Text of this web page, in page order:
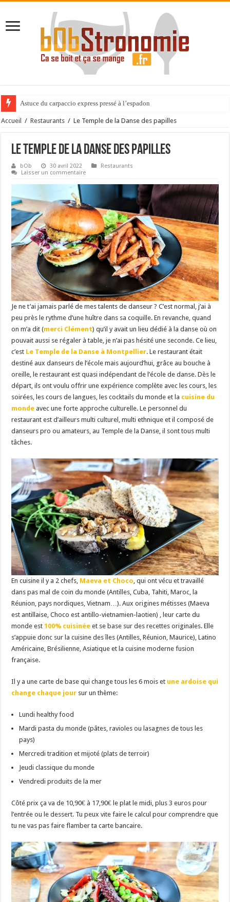
Expérience gastronomique au Cèdre de Montcaud
Accueil / Restaurants / Le Temple de la Danse des papilles
Le Temple de la Danse des papilles
bOb 30 avril 2022
Restaurants
Laisser un commentaire
Je ne t’ai jamais parlé de mes talents de danseur ? C’est normal, j’ai à
peu près le rythme d’une huître dans sa coquille. En revanche, quand
on m’a dit (merci Clément) qu’il y avait un lieu dédié à la danse où on
pouvait aussi se régaler à table, je n’ai pas hésité une seconde. Ce lieu,
c’est Le Temple de la Danse à Montpellier. Le restaurant était
destiné aux danseurs de l’école mais aujourd’hui, grâce au bouche à
oreille, le restaurant est quasi indépendant de l’école de danse. Dès le
départ, ils ont voulu offrir une expérience complète avec les cours, les
soirées, les cours de langues, les cocktails du monde et la cuisine du
monde avec une forte approche culturelle. Le personnel du
restaurant est d’ailleurs multi culturel, multi ethnique et il composé de
danseurs pro ou amateurs, au Temple de la Danse, il sont tous multi
tâches.
En cuisine il y a 2 chefs, Maeva et Choco , qui ont vécu et travaillé
dans pas mal de coin du monde (Antilles, Cuba, Tahiti, Maroc, la
Réunion, pays nordiques, Vietnam…). Aux origines métisses (Maeva
est antillaise, Choco est antillo-vietnamien-laotien) , leur carte du
monde est100% cuisinée et se base sur des recettes originales. Elle
s’appuie donc sur la cuisine des îles (Antilles, Réunion, Maurice), Latino
Américaine, Brésilienne, Asiatique et la cuisine moderne fusion
française.
Il y a une carte de base qui change tous les 6 mois et une ardoise qui
change chaque jour sur un thème:
Lundi healthy food
Mardi pasta du monde (pâtes, ravioles ou lasagnes de tous les
pays)
Mercredi tradition et mijoté (plats de terroir)
Jeudi classique du monde
Vendredi produits de la mer
Côté prix ça va de 10,90€ à 17,90€ le plat le midi, plus 3 euros pour
l’entrée ou le dessert. Tu peux vite faire le calcul pour comprendre que
tu ne vas pas faire flamber ta carte bancaire.